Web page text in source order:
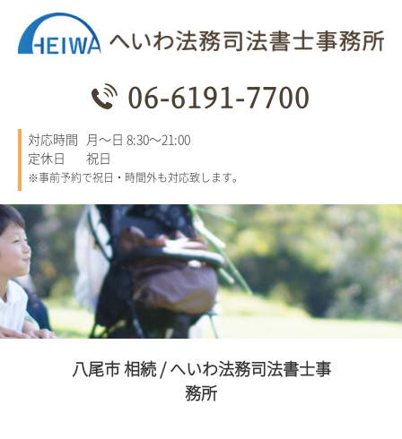
06-6191-7700
対応時間 月～日 8:30～21:00
定休日
祝日
※事前予約で祝日・時間外も対応致します。
八尾市 相続 / へいわ法務司法書士事
務所